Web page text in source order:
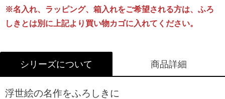
リボン包装
[無料]
のし包装
[無料]
箱Sサイズ
[有料]
※名入れ、ラッピング、箱入れをご希望される方は、ふろ
しきとは別に上記より買い物カゴに入れてください。
シリーズについて 商品詳細
浮世絵の名作をふろしきに